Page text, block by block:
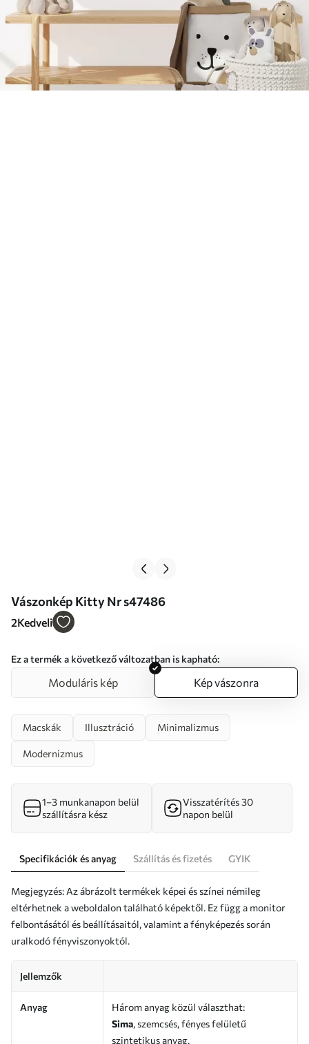
Vászonkép Kitty Nr s47486
2Kedveli
Ez a termék a következő változatban is kapható:
Moduláris kép Kép vászonra
Macskák Illusztráció Minimalizmus
Modernizmus
1–3 munkanapon belül
szállításra kész
Visszatérítés 30
napon belül
Specifikációk és anyag Szállítás és fizetés GYIK
Megjegyzés: Az ábrázolt termékek képei és színei némileg
eltérhetnek a weboldalon található képektől. Ez függ a monitor
felbontásától és beállításaitól, valamint a fényképezés során
uralkodó fényviszonyoktól.
Jellemzők
Anyag
Három anyag közül választhat:
Sima, szemcsés, fényes felületű
szintetikus anyag.